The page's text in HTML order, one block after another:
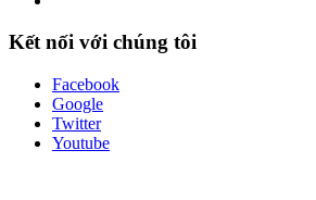
Kết nối với chúng tôi
Facebook
Google
Twitter
Youtube